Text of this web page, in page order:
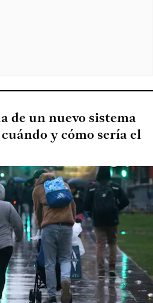
de un nuevo sistema
y cómo sería el